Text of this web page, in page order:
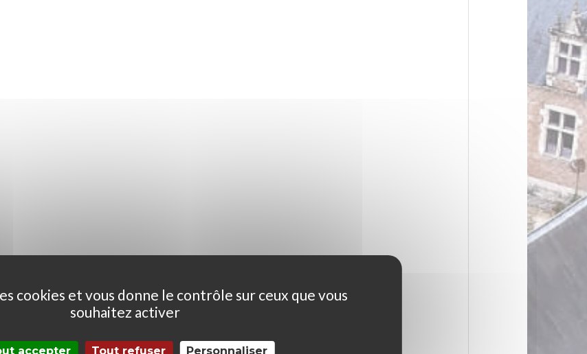
cookies et vous donne le contrôle sur ceux que vous
souhaitez activer
accepter Tout refuser Personnaliser